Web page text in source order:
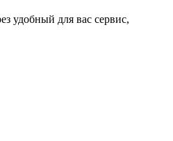
удобный для вас сервис,